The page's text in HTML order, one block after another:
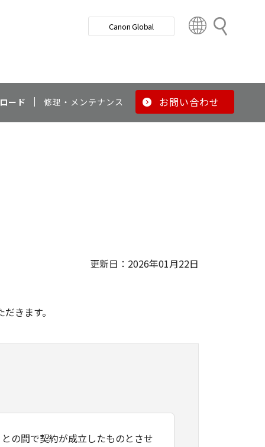
検
Canon Global
t
y
ード 修理・メンテナンス お問い合わせ
更新日：2026年01月22日
きます。
の間で契約が成立したものとさせ